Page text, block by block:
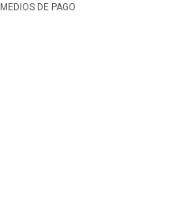
MEDIOS DE PAGO